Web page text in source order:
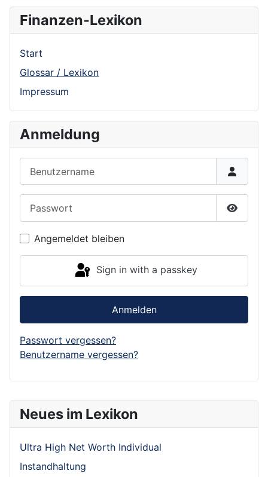
Neues im Lexikon
Ultra High Net Worth Individual
Instandhaltung
Finanzen-Lexikon
Start
Glossar / Lexikon
Impressum
Anmeldung
Show
Angemeldet bleiben
Sign in with a passkey
Anmelden
Passwort vergessen?
Benutzername vergessen?